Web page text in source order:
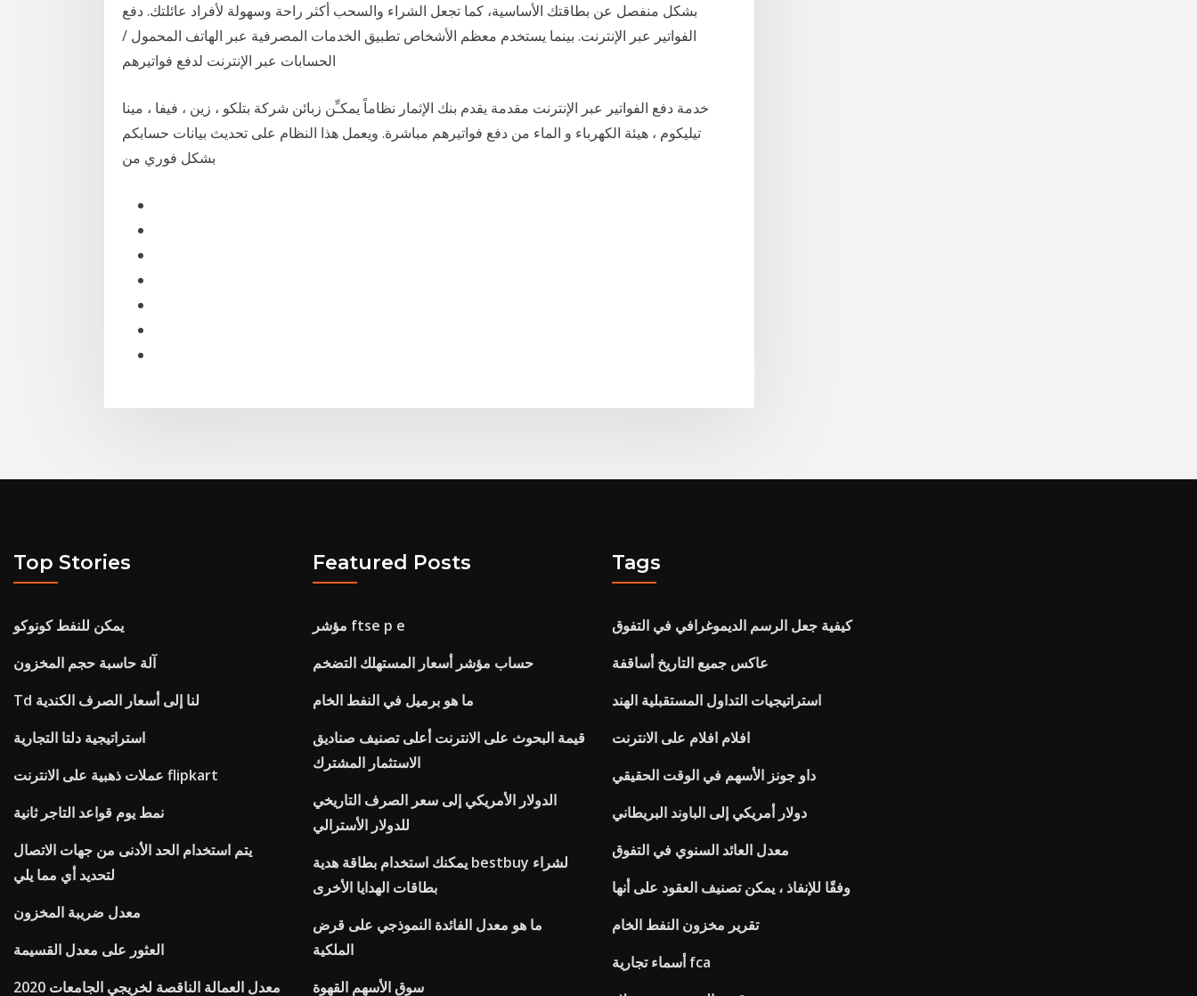
بشكل منفصل عن بطاقتك الأساسية، كما تجعل الشراء والسحب أكثر راحة وسهولة لأفراد عائلتك. دفع
الفواتير عبر الإنترنت. بينما يستخدم معظم الأشخاص تطبيق الخدمات المصرفية عبر الهاتف المحمول /
الحسابات عبر الإنترنت لدفع فواتيرهم
خدمة دفع الفواتير عبر الإنترنت مقدمة يقدم بنك الإثمار نظاماً يمكـِّن زبائن شركة بتلكو ، زين ، فيفا ، مينا
تيليكوم ، هيئة الكهرباء و الماء من دفع فواتيرهم مباشرة. ويعمل هذا النظام على تحديث بيانات حسابكم
بشكل فوري من
Top Stories
يمكن للنفط كونوكو
آلة حاسبة حجم المخزون
Td لنا إلى أسعار الصرف الكندية
استراتيجية دلتا التجارية
عملات ذهبية على الانترنت flipkart
نمط يوم قواعد التاجر ثانية
يتم استخدام الحد الأدنى من جهات الاتصال
لتحديد أي مما يلي
معدل ضريبة المخزون
العثور على معدل القسيمة
معدل العمالة الناقصة لخريجي الجامعات 2020
Featured Posts
مؤشر ftse p e
حساب مؤشر أسعار المستهلك التضخم
ما هو برميل في النفط الخام
قيمة البحوث على الانترنت أعلى تصنيف صناديق
الاستثمار المشترك
الدولار الأمريكي إلى سعر الصرف التاريخي
للدولار الأسترالي
يمكنك استخدام بطاقة هدية bestbuy لشراء
بطاقات الهدايا الأخرى
ما هو معدل الفائدة النموذجي على قرض
الملكية
سوق الأسهم القهوة
Tags
كيفية جعل الرسم الديموغرافي في التفوق
عاكس جميع التاريخ أساقفة
استراتيجيات التداول المستقبلية الهند
افلام افلام على الانترنت
داو جونز الأسهم في الوقت الحقيقي
دولار أمريكي إلى الباوند البريطاني
معدل العائد السنوي في التفوق
وفقًا للإنفاذ ، يمكن تصنيف العقود على أنها
تقرير مخزون النفط الخام
أسماء تجارية fca